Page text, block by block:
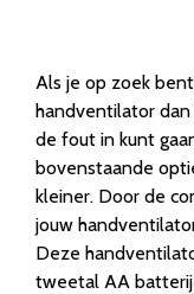
Als je op zoek
handventilator
de fout in kunt
bovenstaande
kleiner. Door de
jouw
Deze
tweetal AA